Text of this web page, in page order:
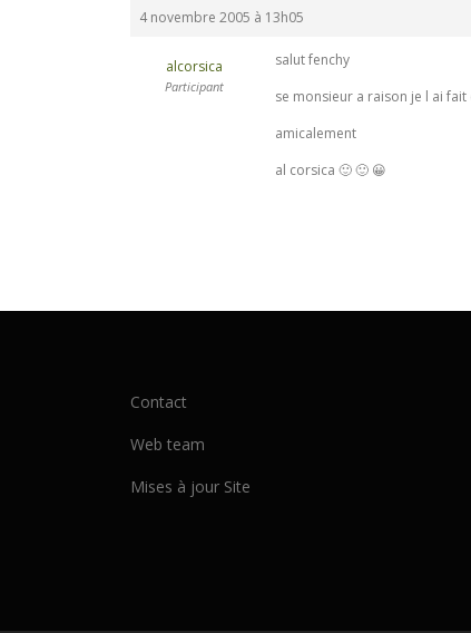
4 novembre 2005 à 13h05
alcorsica
Participant
salut fenchy
se monsieur a raison je l ai
amicalement
al corsica 🙂 🙂 😀
Contact
Web team
Mises à jour Site